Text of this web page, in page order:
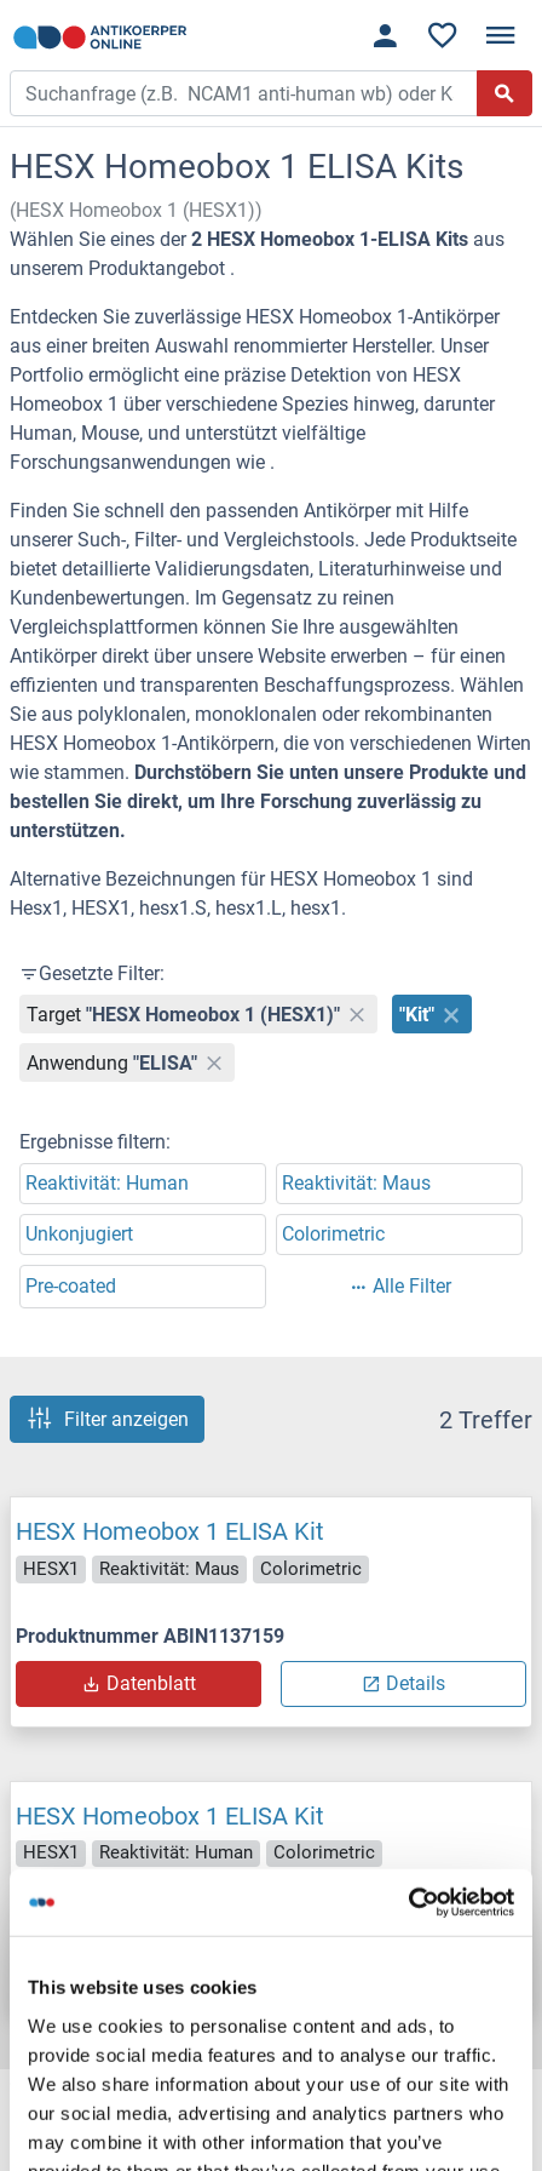
This website uses cookies
We use cookies to personalise content and ads, to
provide social media features and to analyse our traffic.
We also share information about your use of our site with
our social media, advertising and analytics partners who
may combine it with other information that you’ve
HESX Homeobox 1 ELISA Kits
(HESX Homeobox 1 (HESX1))
Wählen Sie eines der2 HESX Homeobox 1-ELISA Kits aus
unserem Produktangebot .
Entdecken Sie zuverlässige HESX Homeobox 1-Antikörper
aus einer breiten Auswahl renommierter Hersteller. Unser
Portfolio ermöglicht eine präzise Detektion von HESX
Homeobox 1 über verschiedene Spezies hinweg, darunter
Human, Mouse, und unterstützt vielfältige
Forschungsanwendungen wie .
Finden Sie schnell den passenden Antikörper mit Hilfe
unserer Such-, Filter- und Vergleichstools. Jede Produktseite
bietet detaillierte Validierungsdaten, Literaturhinweise und
Kundenbewertungen. Im Gegensatz zu reinen
Vergleichsplattformen können Sie Ihre ausgewählten
Antikörper direkt über unsere Website erwerben – für einen
effizienten und transparenten Beschaffungsprozess. Wählen
Sie aus polyklonalen, monoklonalen oder rekombinanten
HESX Homeobox 1-Antikörpern, die von verschiedenen Wirten
wie stammen. Durchstöbern Sie unten unsere Produkte und
bestellen Sie direkt, um Ihre Forschung zuverlässig zu
unterstützen.
Alternative Bezeichnungen für HESX Homeobox 1 sind
Hesx1, HESX1, hesx1.S, hesx1.L, hesx1.
Gesetzte Filter:
Target "HESX Homeobox 1 (HESX1)" "Kit"
Anwendung "ELISA"
Ergebnisse filtern:
Reaktivität: Human
Reaktivität: Maus
Unkonjugiert Colorimetric
Pre-coated Alle Filter
Filter anzeigen 2 Treffer
HESX Homeobox 1 ELISA Kit
HESX1 Reaktivität: Maus Colorimetric
Produktnummer ABIN1137159
Datenblatt Details
HESX Homeobox 1 ELISA Kit
HESX1 Reaktivität: Human Colorimetric
Target information, Synonyms, Latest
references